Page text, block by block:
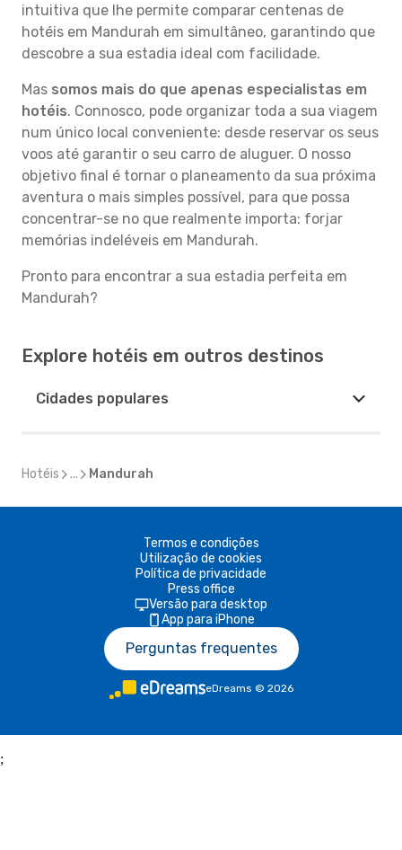
intuitiva que lhe permite comparar centenas de
hotéis em Mandurah em simultâneo, garantindo que
descobre a sua estadia ideal com facilidade.
Mas somos mais do que apenas especialistas em
hotéis. Connosco, pode organizar toda a sua viagem
num único local conveniente: desde reservar os seus
voos até garantir o seu carro de aluguer. O nosso
objetivo final é tornar o planeamento da sua próxima
aventura o mais simples possível, para que possa
concentrar-se no que realmente importa: forjar
memórias indeléveis em Mandurah.
Pronto para encontrar a sua estadia perfeita em
Mandurah?
Explore hotéis em outros destinos
Cidades populares
Hotéis ... Mandurah
Termos e condições
Utilização de cookies
Política de privacidade
Press office
Versão para desktop
App para iPhone
Perguntas frequentes
eDreams © 2026
;